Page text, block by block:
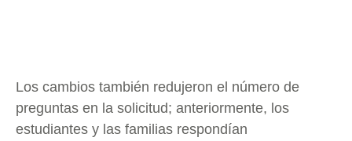
Los cambios también redujeron el número de
preguntas en la solicitud; anteriormente, los
estudiantes y las familias respondían